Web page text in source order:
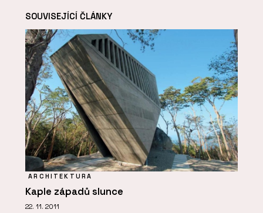
SOUVISEJÍCÍ ČLÁNKY
ARCHITEKTURA
Kaple západů slunce
22. 11. 2011